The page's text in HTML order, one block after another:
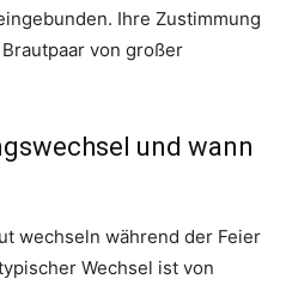
Ihre Zustimmung
von großer
und wann
wechseln während der Feier
Wechsel ist von